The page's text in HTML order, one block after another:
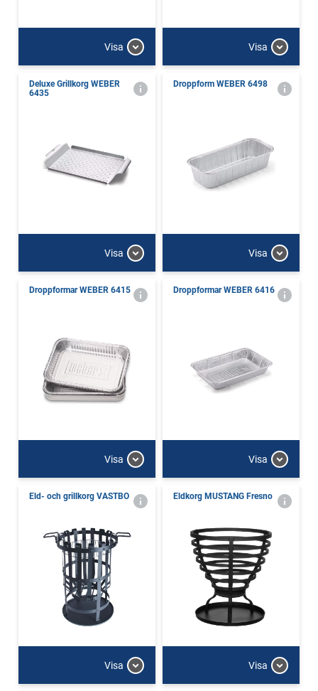
Visa Visa
Deluxe Grillkorg WEBER
6435
Visa
Droppform WEBER 6498
Visa
Droppformar WEBER 6415
Visa
Droppformar WEBER 6416
Visa
Eld- och grillkorg VASTBO
Visa
Eldkorg MUSTANG Fresno
Visa